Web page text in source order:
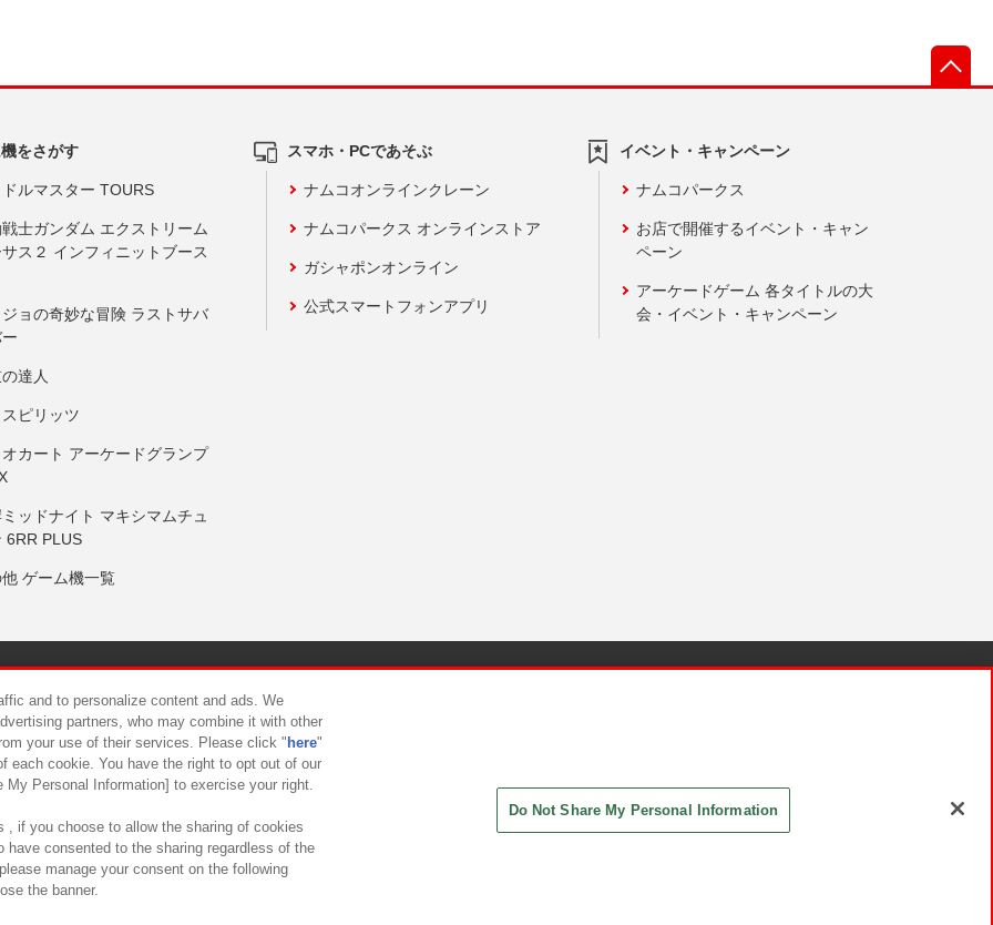
をさがす
ルマスター TOURS
士ガンダム エクストリーム
ス２ インフィニットブース
ョの奇妙な冒険 ラストサバ
達人
ピリッツ
カート アーケードグランプ
ッドナイト マキシマムチュ
6RR PLUS
ゲーム機一覧
スマホ・PCであそぶ
ナムコオンラインクレーン
ナムコパークス オンラインストア
ガシャポンオンライン
公式スマートフォンアプリ
イベント・キャンペーン
ナムコパークス
お店で開催するイベント・キャン
ペーン
アーケードゲーム 各タイトルの大
会・イベント・キャンペーン
について カスタマーハラスメント対応方針
and to personalize content and ads. We
partners, who may combine it with other
your use of their services. Please click " here"
each cookie. You have the right to opt out of our
Personal Information] to exercise your right.
, if you choose to allow the sharing of cookies
have consented to the sharing regardless of the
manage your consent on the following
the banner.
Do Not Share My Personal Information